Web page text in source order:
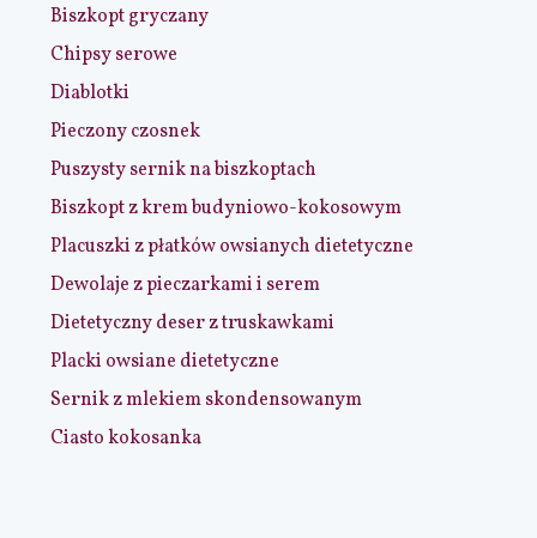
Biszkopt gryczany
Chipsy serowe
Diablotki
Pieczony czosnek
Puszysty sernik na biszkoptach
Biszkopt z krem budyniowo-kokosowym
Placuszki z płatków owsianych dietetyczne
Dewolaje z pieczarkami i serem
Dietetyczny deser z truskawkami
Placki owsiane dietetyczne
Sernik z mlekiem skondensowanym
Ciasto kokosanka